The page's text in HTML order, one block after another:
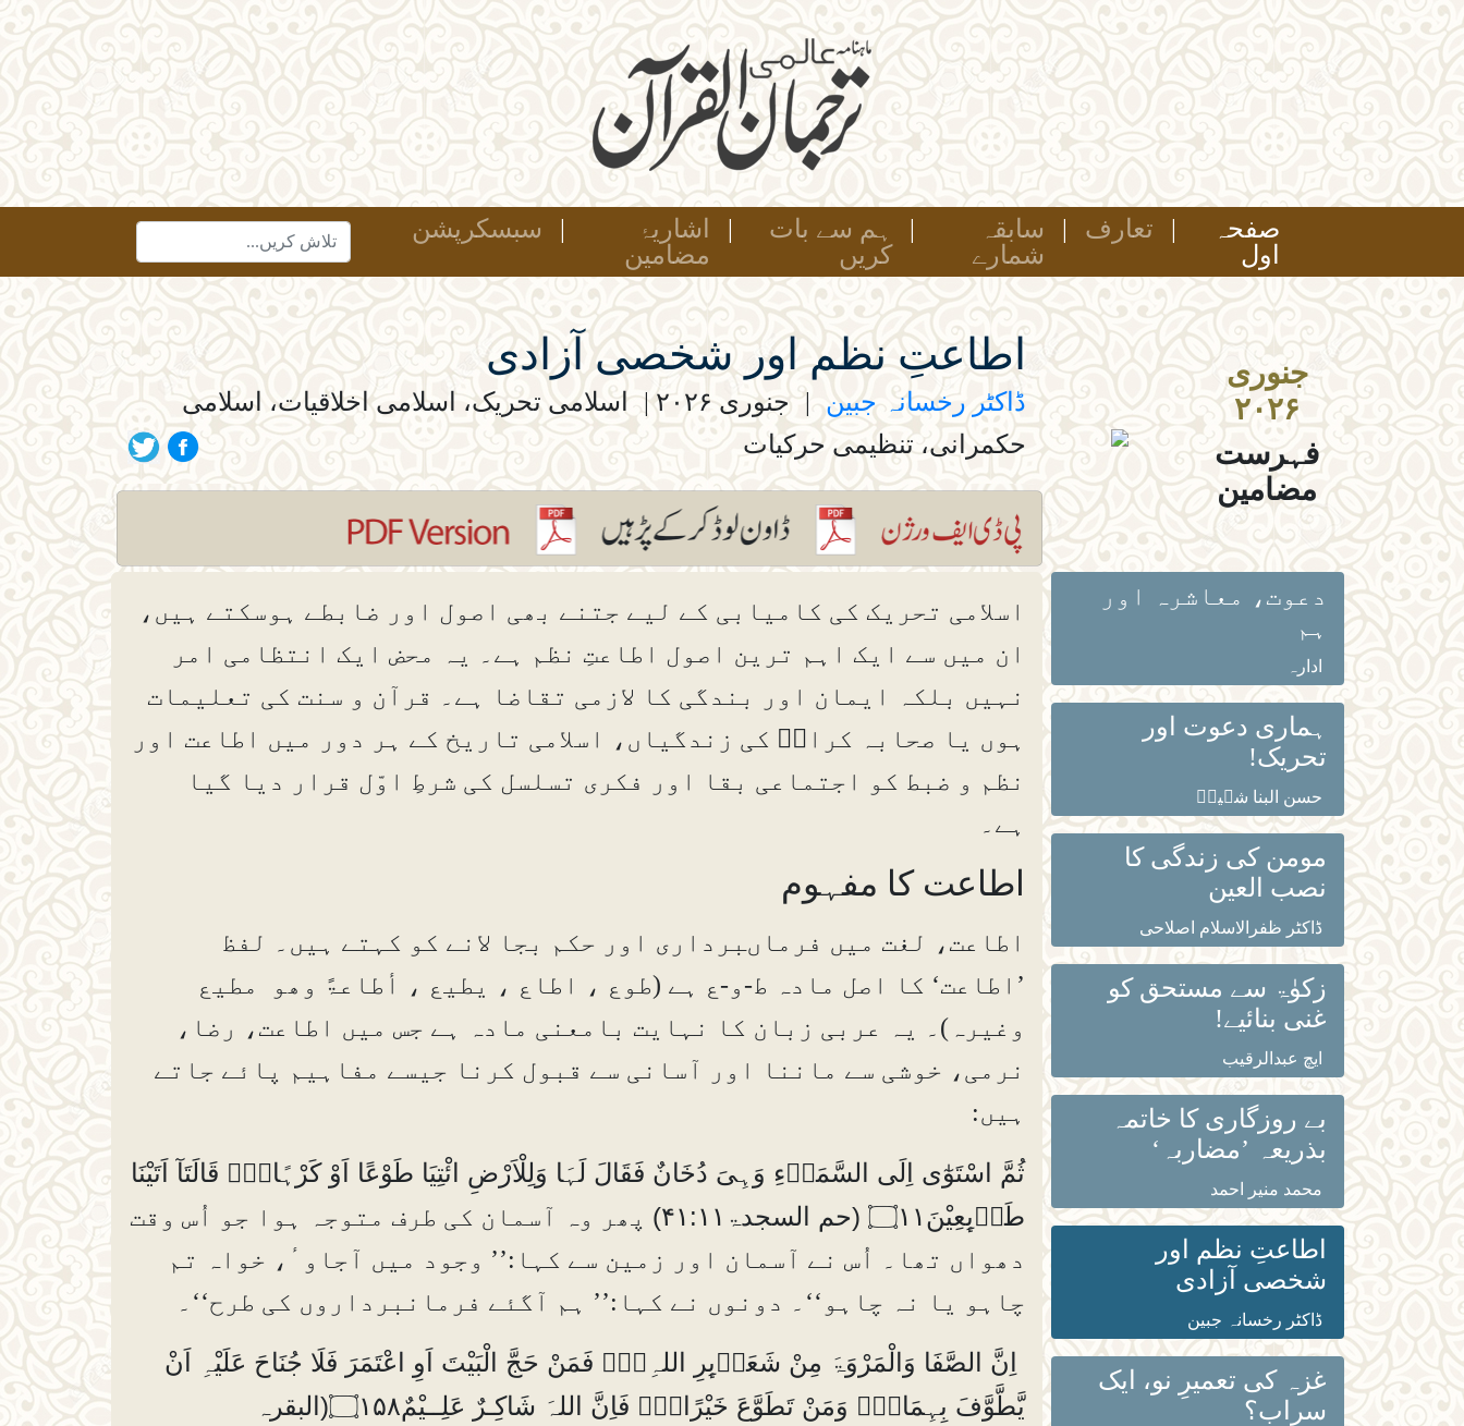
صفحہ
اول
| تعارف |
سابقہ
شمارے
|
ہم سے بات
کریں
|
اشاریۂ
مضامین
| سبسکرپشن
جنوری
۲۰۲۶
فہرست
مضامین
اطاعتِ نظم اور شخصی آزادی
ڈاکٹر رخسانہ جبین | جنوری ۲۰۲۶ | اسلامی تحریک، اسلامی اخلاقیات، اسلامی
حکمرانی، تنظیمی حرکیات
دعوت، معاشرہ اور
ہم
ادارہ
ہماری دعوت اور
تحریک!
حسن البنا شہیدؒ
مومن کی زندگی کا
نصب العین
ڈاکٹر ظفرالاسلام اصلاحی
زکوٰۃ سے مستحق کو
غنی بنائیے!
ایچ عبدالرقیب
بے روزگاری کا خاتمہ
بذریعہ ’مضاربہ‘
محمد منیر احمد
اطاعتِ نظم اور
شخصی آزادی
ڈاکٹر رخسانہ جبین
غزہ کی تعمیرِ نو، ایک
سراب؟
اسلامی تحریک کی کامیابی کے لیے جتنے بھی اصول اور ضابطے ہوسکتے ہیں،
ان میں سے ایک اہم ترین اصول اطاعتِ نظم ہے۔ یہ محض ایک انتظامی امر
نہیں بلکہ ایمان اور بندگی کا لازمی تقاضا ہے۔ قرآن و سنت کی تعلیمات
ہوں یا صحابہ کرامؓ کی زندگیاں، اسلامی تاریخ کے ہر دور میں اطاعت اور
نظم و ضبط کو اجتماعی بقا اور فکری تسلسل کی شرطِ اوّل قرار دیا گیا
ہے۔
اطاعت کا مفہوم
اطاعت، لغت میں فرماںبرداری اور حکم بجا لانے کو کہتے ہیں۔ لفظ
’اطاعت‘ کا اصل مادہ ط-و-ع ہے (طوع ، اطاع ، یطیع ، أطاعۃً وھو مطیع
وغیرہ)۔ یہ عربی زبان کا نہایت بامعنی مادہ ہے جس میں اطاعت، رضا،
نرمی، خوشی سے ماننا اور آسانی سے قبول کرنا جیسے مفاہیم پائے جاتے
ہیں:
ثُمَّ اسْتَوٰٓى اِلَى السَّمَاۗءِ وَہِىَ دُخَانٌ فَقَالَ لَہَا وَلِلْاَرْضِ ائْتِيَا طَوْعًا اَوْ كَرْہًا۝۰ۭ قَالَتَآ اَتَيْنَا
طَاۗىِٕعِيْنَ۝۱۱ (حم السجدۃ۴۱:۱۱)
پھر وہ آسمان کی طرف متوجہ ہوا جو اُس وقت
دھواں تھا۔ اُس نے آسمان اور زمین سے کہا:’’ وجود میں آجاوٴ، خواہ تم
چاہو یا نہ چاہو‘‘۔ دونوں نے کہا:’’ ہم آگئے فرمانبرداروں کی طرح‘‘۔
اِنَّ الصَّفَا وَالْمَرْوَۃَ مِنْ شَعَاۗىِٕرِ اللہِ۝۰ۚ فَمَنْ حَجَّ الْبَيْتَ اَوِ اعْتَمَرَ فَلَا جُنَاحَ عَلَيْہِ اَنْ
يَّطَّوَّفَ بِہِمَا۝۰ۭ وَمَنْ تَطَوَّعَ خَيْرًا۝۰ۙ فَاِنَّ اللہَ شَاكِـرٌ عَلِــيْمٌ۝۱۵۸(البقرہ